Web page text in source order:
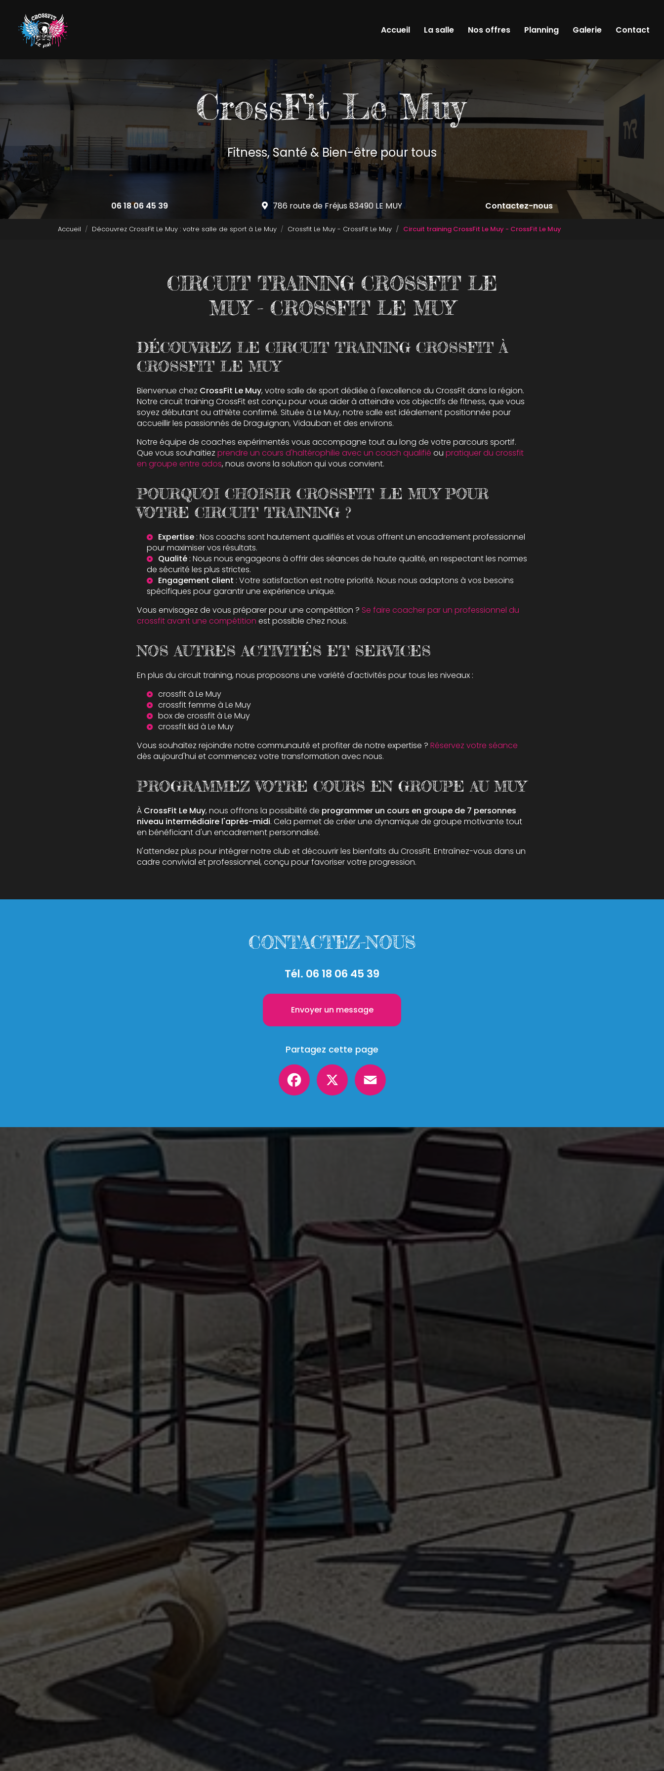
contenu
principal
Accueil La salle Nos offres Planning Galerie Contact
Fitness, Santé & Bien-être pour tous
06 18 06 45 39 786 route de Fréjus83490 LE MUY Contactez-nous
Accueil Découvrez CrossFit Le Muy : votre salle de sport à Le Muy Crossfit Le Muy - CrossFit Le Muy Circuit training CrossFit Le Muy - CrossFit Le Muy
CIRCUIT TRAINING CROSSFIT LE
MUY - CROSSFIT LE MUY
DÉCOUVREZ LE CIRCUIT TRAINING CROSSFIT À
CROSSFIT LE MUY
Bienvenue chez CrossFit Le Muy, votre salle de sport dédiée à l'excellence du CrossFit dans la région.
Notre circuit training CrossFit est conçu pour vous aider à atteindre vos objectifs de fitness, que vous
soyez débutant ou athlète confirmé. Située à Le Muy, notre salle est idéalement positionnée pour
accueillir les passionnés de Draguignan, Vidauban et des environs.
Notre équipe de coaches expérimentés vous accompagne tout au long de votre parcours sportif.
Que vous souhaitiez prendre un cours d'haltérophilie avec un coach qualifié ou pratiquer du crossfit
en groupe entre ados, nous avons la solution qui vous convient.
POURQUOI CHOISIR CROSSFIT LE MUY POUR
VOTRE CIRCUIT TRAINING ?
Expertise : Nos coachs sont hautement qualifiés et vous offrent un encadrement professionnel
pour maximiser vos résultats.
Qualité : Nous nous engageons à offrir des séances de haute qualité, en respectant les normes
de sécurité les plus strictes.
Engagement client : Votre satisfaction est notre priorité. Nous nous adaptons à vos besoins
spécifiques pour garantir une expérience unique.
Vous envisagez de vous préparer pour une compétition ? Se faire coacher par un professionnel du
crossfit avant une compétition est possible chez nous.
NOS AUTRES ACTIVITÉS ET SERVICES
En plus du circuit training, nous proposons une variété d'activités pour tous les niveaux :
crossfit à Le Muy
crossfit femme à Le Muy
box de crossfit à Le Muy
crossfit kid à Le Muy
Vous souhaitez rejoindre notre communauté et profiter de notre expertise ? Réservez votre séance
dès aujourd'hui et commencez votre transformation avec nous.
PROGRAMMEZ VOTRE COURS EN GROUPE AU MUY
À CrossFit Le Muy, nous offrons la possibilité de programmer un cours en groupe de 7 personnes
niveau intermédiaire l'après-midi. Cela permet de créer une dynamique de groupe motivante tout
en bénéficiant d'un encadrement personnalisé.
N'attendez plus pour intégrer notre club et découvrir les bienfaits du CrossFit. Entraînez-vous dans un
cadre convivial et professionnel, conçu pour favoriser votre progression.
CONTACTEZ-NOUS
Tél. 06 18 06 45 39
Envoyer un message
Partagez cette page
Facebook